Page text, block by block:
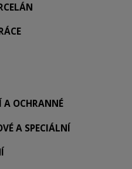
A OCHRANNÉ
A SPECIÁLNÍ